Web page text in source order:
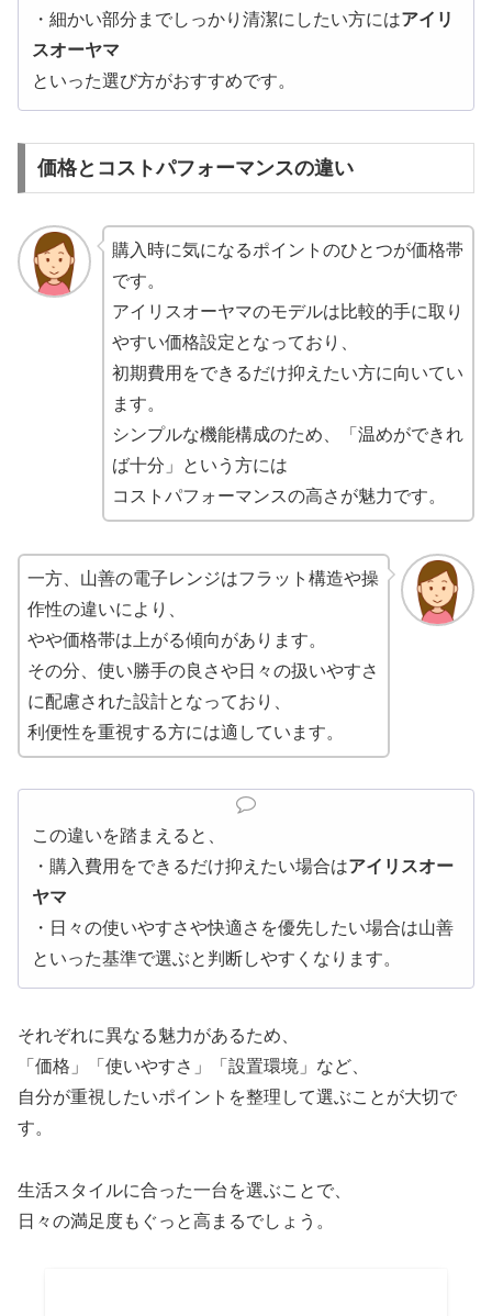
・細かい部分までしっかり清潔にしたい方にはアイリ
スオーヤマ
といった選び方がおすすめです。
価格とコストパフォーマンスの違い
購入時に気になるポイントのひとつが価格帯
です。
アイリスオーヤマのモデルは比較的手に取り
やすい価格設定となっており、
初期費用をできるだけ抑えたい方に向いてい
ます。
シンプルな機能構成のため、「温めができれ
ば十分」という方には
コストパフォーマンスの高さが魅力です。
一方、山善の電子レンジはフラット構造や操
作性の違いにより、
やや価格帯は上がる傾向があります。
その分、使い勝手の良さや日々の扱いやすさ
に配慮された設計となっており、
利便性を重視する方には適しています。
この違いを踏まえると、
・購入費用をできるだけ抑えたい場合はアイリスオー
ヤマ
・日々の使いやすさや快適さを優先したい場合は山善
といった基準で選ぶと判断しやすくなります。
それぞれに異なる魅力があるため、
「価格」「使いやすさ」「設置環境」など、
自分が重視したいポイントを整理して選ぶことが大切で
す。
生活スタイルに合った一台を選ぶことで、
日々の満足度もぐっと高まるでしょう。